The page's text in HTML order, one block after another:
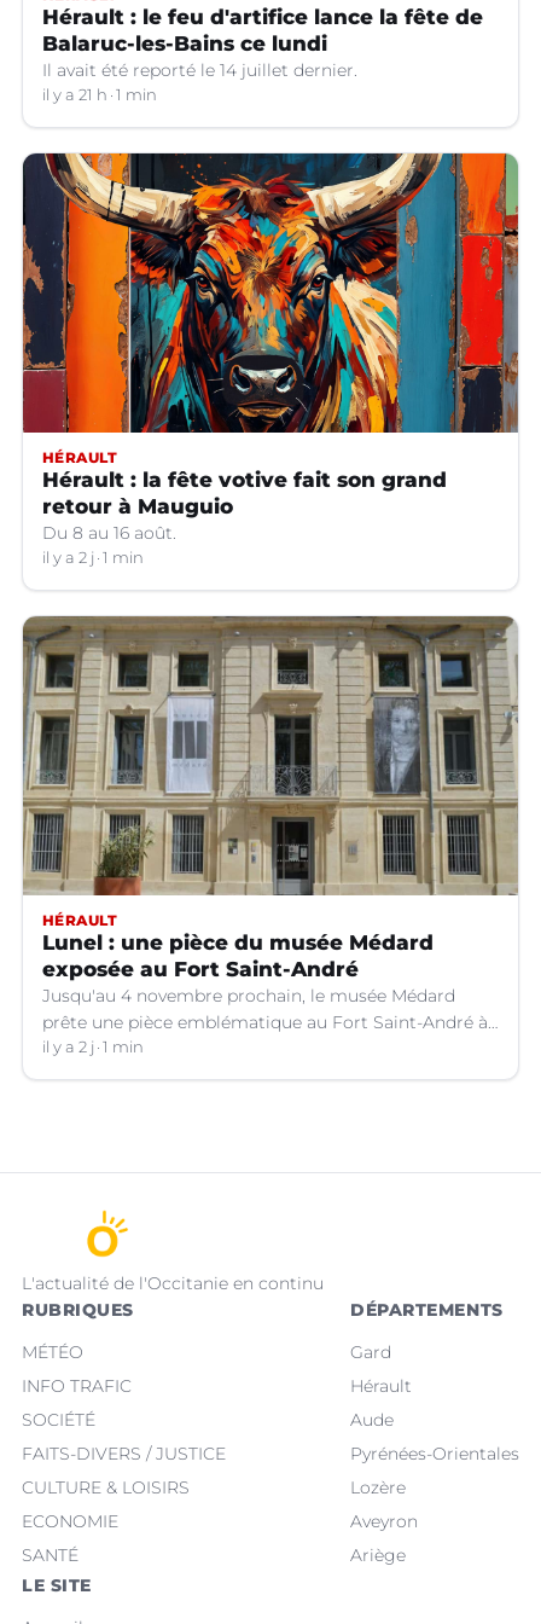
Hérault : le feu d'artifice lance la fête de
Balaruc-les-Bains ce lundi
Il avait été reporté le 14 juillet dernier.
il y a 21 h 1 min
HÉRAULT
Hérault : la fête votive fait son grand
retour à Mauguio
Du 8 au 16 août.
il y a 2 j 1 min
HÉRAULT
Lunel : une pièce du musée Médard
exposée au Fort Saint-André
Jusqu'au 4 novembre prochain, le musée Médard
prête une pièce emblématique au Fort Saint-André à
Villeneuve-lez-Avignon (Gard).
il y a 2 j 1 min
L'actualité de l'Occitanie en continu
RUBRIQUES
MÉTÉO
INFO TRAFIC
SOCIÉTÉ
FAITS-DIVERS / JUSTICE
CULTURE & LOISIRS
ECONOMIE
SANTÉ
DÉPARTEMENTS
Gard
Hérault
Aude
Pyrénées-Orientales
Lozère
Aveyron
Ariège
LE SITE